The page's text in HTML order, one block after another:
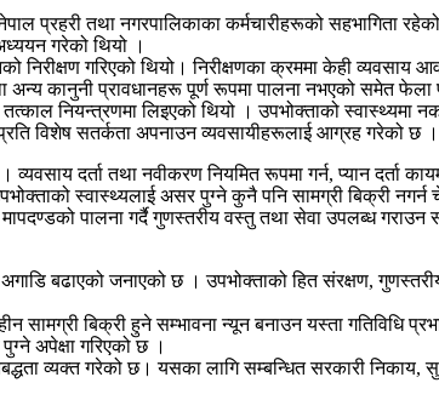
प्रहरी तथा नगरपालिकाका कर्मचारीहरूको सहभागिता
गरेको थियो ।
गरिएको थियो। निरीक्षणका क्रममा केही व्यवसाय
कानुनी प्रावधानहरू पूर्ण रूपमा पालना नभएको समेत फेला
नियन्त्रणमा लिइएको थियो । उपभोक्ताको स्वास्थ्यमा
विशेष सतर्कता अपनाउन व्यवसायीहरूलाई आग्रह गरेको छ ।
दर्ता तथा नवीकरण नियमित रूपमा गर्न, प्यान दर्ता
स्वास्थ्यलाई असर पुग्ने कुनै पनि सामग्री बिक्री नगर्न
पालना गर्दै गुणस्तरीय वस्तु तथा सेवा उपलब्ध गराउन
बढाएको जनाएको छ । उपभोक्ताको हित संरक्षण,
बिक्री हुने सम्भावना न्यून बनाउन यस्ता गतिविधि
अपेक्षा गरिएको छ ।
व्यक्त गरेको छ। यसका लागि सम्बन्धित सरकारी निकाय,